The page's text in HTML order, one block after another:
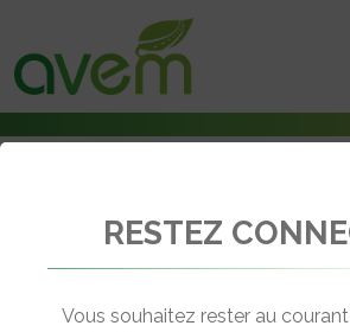
Voitures électriques
RESTEZ
Vous souhaitez rester au